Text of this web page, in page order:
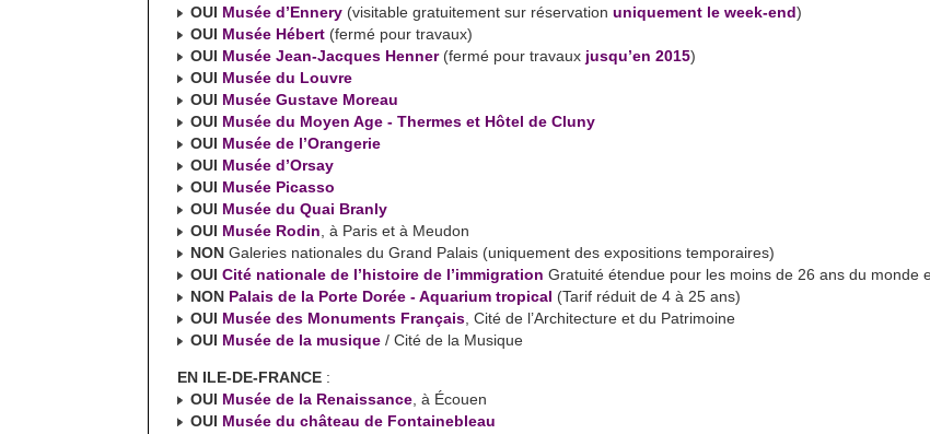
OUI Musée d’Ennery (visitable gratuitement sur réservation uniquement le week-end)
OUI Musée Hébert (fermé pour travaux)
OUI Musée Jean-Jacques Henner(fermé pour travaux jusqu’en 2015)
OUI Musée du Louvre
OUI Musée Gustave Moreau
OUI Musée du Moyen Age - Thermes et Hôtel de Cluny
OUI Musée de l’Orangerie
OUI Musée d’Orsay
OUI Musée Picasso
OUI Musée du Quai Branly
OUI Musée Rodin , à Paris et à Meudon
NON Galeries nationales du Grand Palais (uniquement des expositions temporaires)
OUI Cité nationale de l’histoire de l’immigration Gratuité étendue pour les moins de 26 ans du monde
NON Palais de la Porte Dorée - Aquarium tropical (Tarif réduit de 4 à 25 ans)
OUI Musée des Monuments Français , Cité de l’Architecture et du Patrimoine
OUI Musée de la musique / Cité de la Musique
EN ILE-DE-FRANCE :
OUI Musée de la Renaissance , à Écouen
OUI Musée du château de Fontainebleau